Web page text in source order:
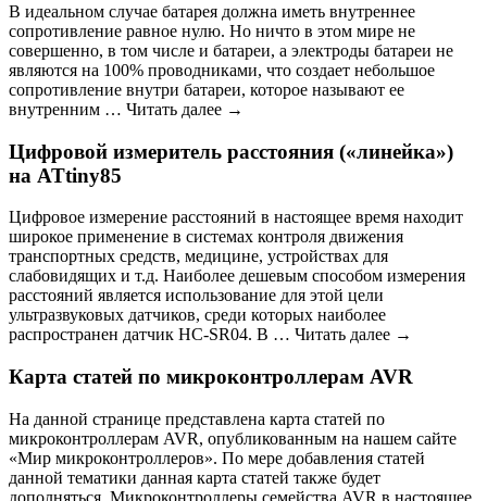
В идеальном случае батарея должна иметь внутреннее
сопротивление равное нулю. Но ничто в этом мире не
совершенно, в том числе и батареи, а электроды батареи не
являются на 100% проводниками, что создает небольшое
сопротивление внутри батареи, которое называют ее
внутренним … Читать далее →
Цифровой измеритель расстояния («линейка»)
на ATtiny85
Цифровое измерение расстояний в настоящее время находит
широкое применение в системах контроля движения
транспортных средств, медицине, устройствах для
слабовидящих и т.д. Наиболее дешевым способом измерения
расстояний является использование для этой цели
ультразвуковых датчиков, среди которых наиболее
распространен датчик HC-SR04. В … Читать далее →
Карта статей по микроконтроллерам AVR
На данной странице представлена карта статей по
микроконтроллерам AVR, опубликованным на нашем сайте
«Мир микроконтроллеров». По мере добавления статей
данной тематики данная карта статей также будет
дополняться. Микроконтроллеры семейства AVR в настоящее